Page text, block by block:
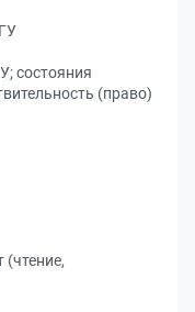
состояния
(право)
(чтение,